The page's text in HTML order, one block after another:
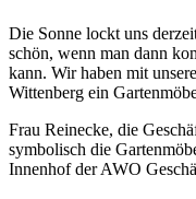
Die Sonne lockt uns
schön, wenn man dann
kann. Wir haben mit
Wittenberg ein
Frau Reinecke, die
symbolisch die
Innenhof der AWO